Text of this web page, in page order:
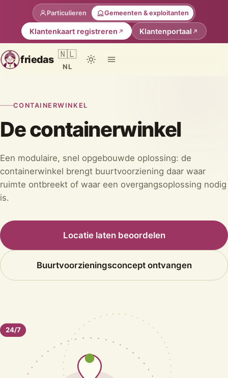
Particulieren Gemeenten & exploitanten
Klantenkaart registreren Klantenportaal
friedas 🇳🇱
NL
CONTAINERWINKEL
De containerwinkel
Een modulaire, snel opgebouwde oplossing: de
containerwinkel brengt buurtvoorziening daar waar
ruimte ontbreekt of waar een overgangsoplossing nodig
is.
Locatie laten beoordelen
Buurtvoorzieningsconcept ontvangen
24/7